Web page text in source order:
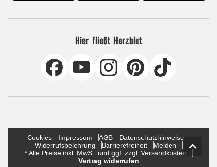
Hier fließt Herzblut
Cookies Impressum AGB
Datenschutzhinweise
Widerrufsbelehrung
Barrierefreiheit
Melden
* Alle Preise inkl. MwSt. und ggf. zzgl. Versandkosten
Vertrag widerrufen